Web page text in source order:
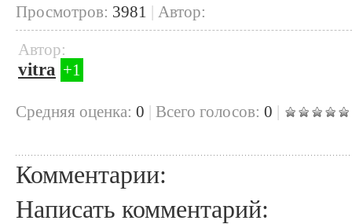
Просмотров: 3981 | Автор:
Автор:
vitra +1
Cредняя оценка: 0 | Всего голосов: 0 |
Комментарии:
Написать комментарий: